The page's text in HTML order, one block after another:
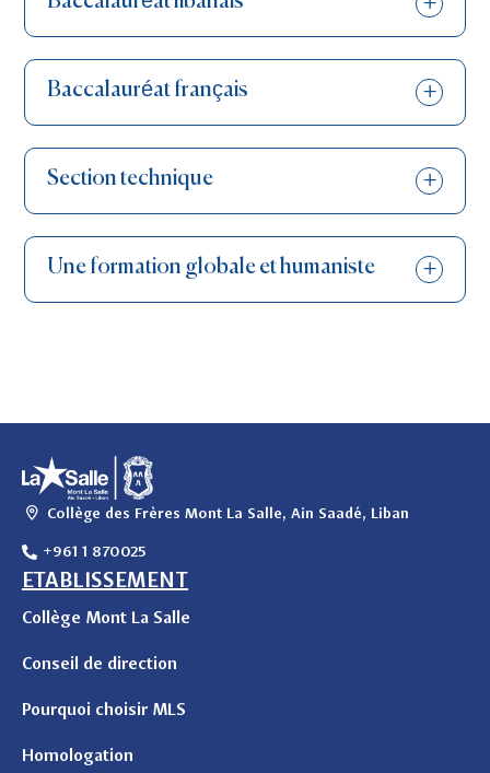
Baccalauréat français
Section technique
Une formation globale et humaniste
Collège des Frères Mont La Salle, Ain Saadé, Liban
+961 1 870025
ETABLISSEMENT
Collège Mont La Salle
Conseil de direction
Pourquoi choisir MLS
Homologation